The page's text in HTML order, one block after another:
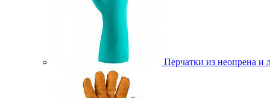
Перчатки из неопрена и